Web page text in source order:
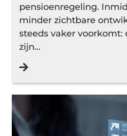
pensioenregeling.
minder zichtbare
steeds vaker voorkomt:
zijn...
Lees verder